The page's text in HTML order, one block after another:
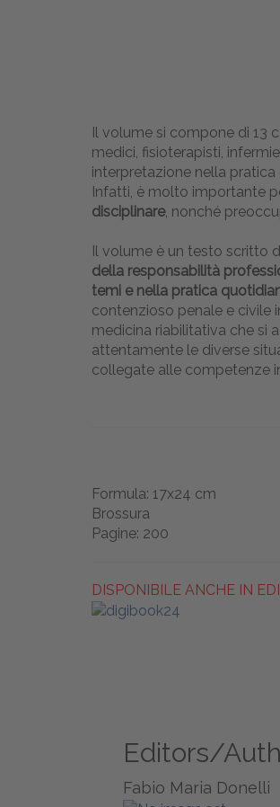
Il volume si compone di 13
medici, fisioterapisti,
interpretazione nella
Infatti, è molto importante
disciplinare, nonché
Il volume è un testo scritto
della responsabilità
temi e nella pratica
contenzioso penale e civile
medicina riabilitativa che si
attentamente le diverse
collegate alle competenze
Formula: 17x24 cm
Brossura
Pagine: 200
DISPONIBILE ANCHE IN
Editors/
Fabio Maria Donelli